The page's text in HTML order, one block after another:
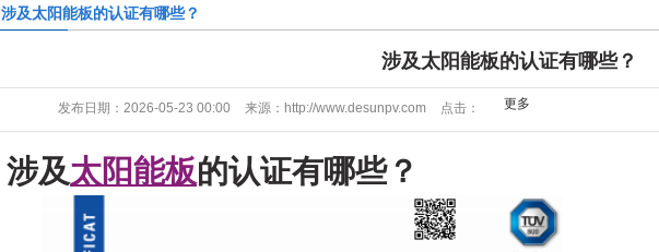
涉及太阳能板的认证有哪些？
涉及太阳能板的认证有哪些？
发布日期： 2026-05-23 00:00 来源： http://www.desunpv.com
点击：
2423
更多
涉及太阳能板的认证有哪些？